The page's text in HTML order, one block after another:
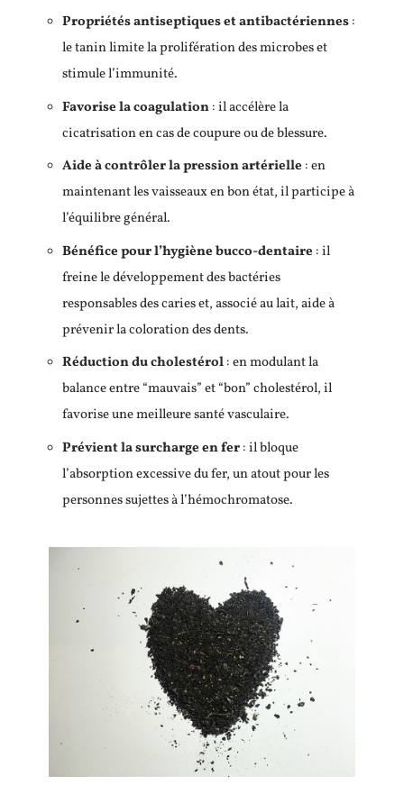
Propriétés antiseptiques et antibactériennes:
le tanin limite la prolifération des microbes et
stimule l’immunité.
Favorise la coagulation: il accélère la
cicatrisation en cas de coupure ou de blessure.
Aide à contrôler la pression artérielle : en
maintenant les vaisseaux en bon état, il participe à
l’équilibre général.
Bénéfice pour l’hygiène bucco-dentaire : il
freine le développement des bactéries
responsables des caries et, associé au lait, aide à
prévenir la coloration des dents.
Réduction du cholestérol: en modulant la
balance entre “mauvais” et “bon” cholestérol, il
favorise une meilleure santé vasculaire.
Prévient la surcharge en fer: il bloque
l’absorption excessive du fer, un atout pour les
personnes sujettes à l’hémochromatose.